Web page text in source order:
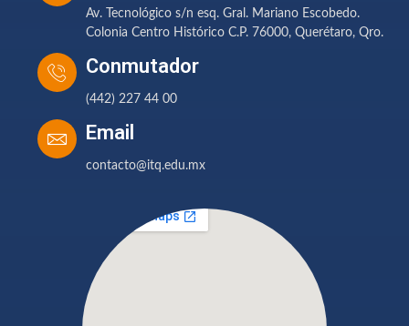
Av. Tecnológico s/n esq. Gral. Mariano Escobedo.
Colonia Centro Histórico C.P. 76000, Querétaro, Qro.
Conmutador
(442) 227 44 00
Email
contacto@itq.edu.mx